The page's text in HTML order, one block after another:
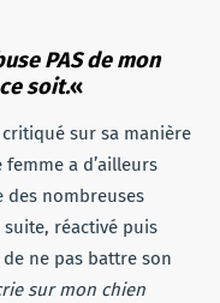
PAS de mon
soit.«
critiqué sur sa manière
femme a d’ailleurs
des nombreuses
suite, réactivé puis
ne pas battre son
sur mon chien